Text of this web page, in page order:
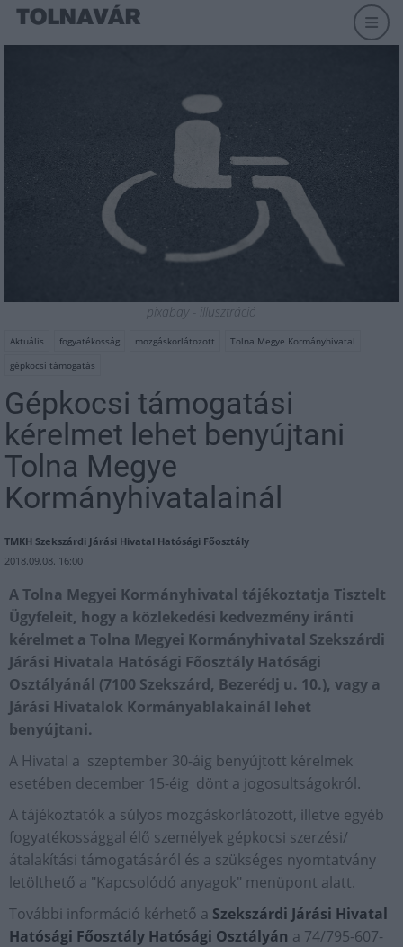
pixabay - illusztráció
Aktuális fogyatékosság mozgáskorlátozott
Tolna Megye Kormányhivatal
gépkocsi támogatás
Gépkocsi támogatási
kérelmet lehet benyújtani
Tolna Megye
Kormányhivatalainál
TMKH Szekszárdi Járási Hivatal Hatósági Főosztály
2018.09.08. 16:00
A Tolna Megyei Kormányhivatal tájékoztatja Tisztelt
Ügyfeleit, hogy a közlekedési kedvezmény iránti
kérelmet a Tolna Megyei Kormányhivatal Szekszárdi
Járási Hivatala Hatósági Főosztály Hatósági
Osztályánál (7100 Szekszárd, Bezerédj u. 10.), vagy a
Járási Hivatalok Kormányablakainál lehet
benyújtani.
A Hivatal a szeptember 30-áig benyújtott kérelmek
esetében december 15-éig dönt a jogosultságokról.
A tájékoztatók a súlyos mozgáskorlátozott, illetve egyéb
fogyatékossággal élő személyek gépkocsi szerzési/
átalakítási támogatásáról és a szükséges nyomtatvány
letölthető a "Kapcsolódó anyagok" menüpont alatt.
További információ kérhető a Szekszárdi Járási Hivatal
Hatósági Főosztály Hatósági Osztályán a 74/795-607-